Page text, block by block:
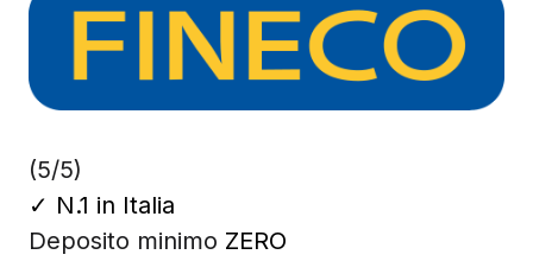
(5/5)
✓ N.1 in Italia
Deposito minimo ZERO